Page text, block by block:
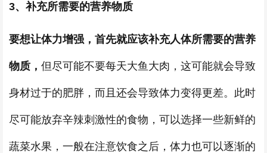
3、补充所需要的营养物质
要想让体力增强，首先就应该补充人体所需要的营养
物质， 但尽可能不要每天大鱼大肉，这可能就会导致
身材过于的肥胖，而且还会导致体力变得更差。此时
尽可能放弃辛辣刺激性的食物，可以选择一些新鲜的
蔬菜水果，一般在注意饮食之后，体力也可以逐渐的